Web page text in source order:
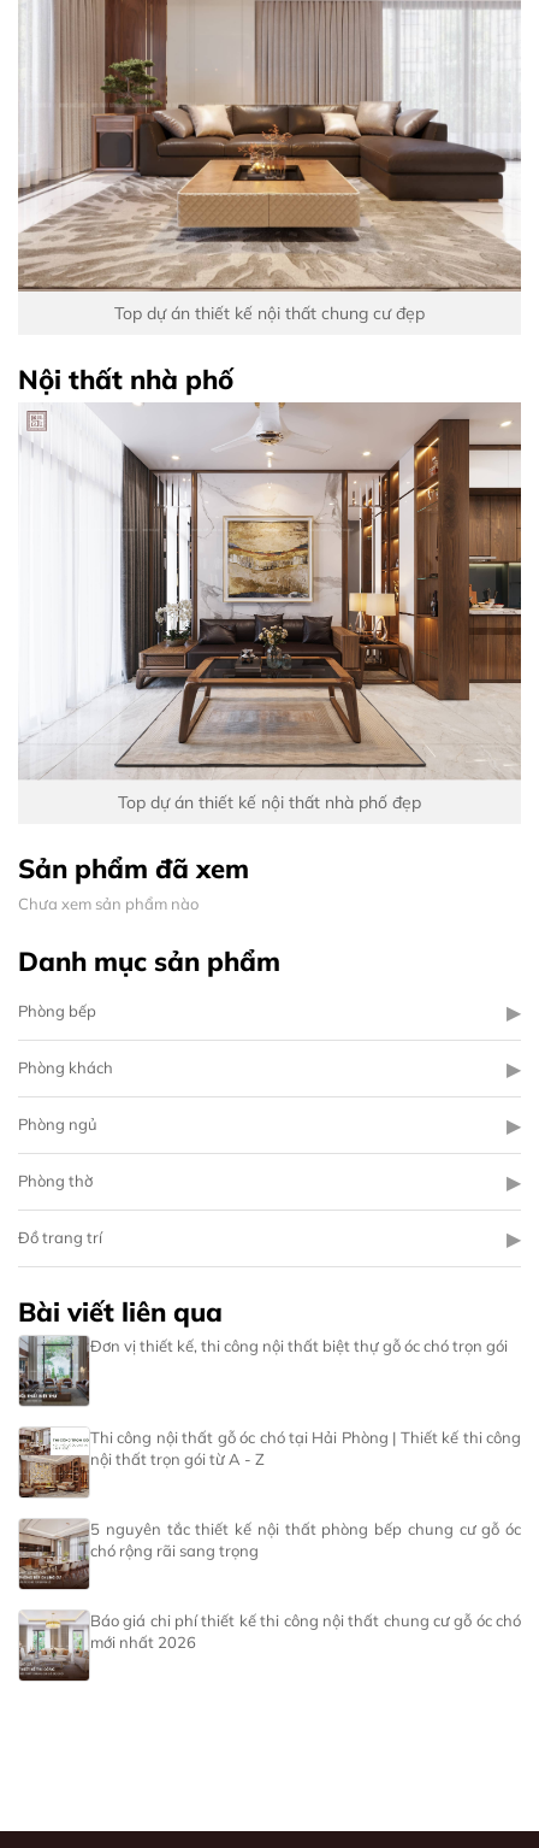
Top dự án thiết kế nội thất chung cư đẹp
Nội thất nhà phố
Top dự án thiết kế nội thất nhà phố đẹp
Sản phẩm đã xem
Chưa xem sản phẩm nào
Danh mục sản phẩm
Phòng bếp ▶
Phòng khách ▶
Phòng ngủ ▶
Phòng thờ ▶
Đồ trang trí ▶
Bài viết liên qua
Đơn vị thiết kế, thi công nội thất biệt thự gỗ óc chó trọn gói
Thi công nội thất gỗ óc chó tại Hải Phòng | Thiết kế thi công
nội thất trọn gói từ A - Z
5 nguyên tắc thiết kế nội thất phòng bếp chung cư gỗ óc
chó rộng rãi sang trọng
Báo giá chi phí thiết kế thi công nội thất chung cư gỗ óc chó
mới nhất 2026